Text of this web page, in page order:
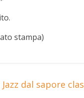
stampa)
dal sapore